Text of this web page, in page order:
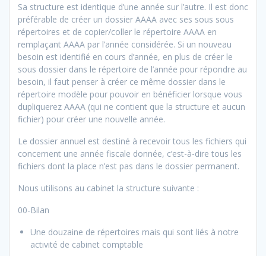
Sa structure est identique d’une année sur l’autre. Il est donc
préférable de créer un dossier AAAA avec ses sous sous
répertoires et de copier/coller le répertoire AAAA en
remplaçant AAAA par l’année considérée. Si un nouveau
besoin est identifié en cours d’année, en plus de créer le
sous dossier dans le répertoire de l’année pour répondre au
besoin, il faut penser à créer ce même dossier dans le
répertoire modèle pour pouvoir en bénéficier lorsque vous
dupliquerez AAAA (qui ne contient que la structure et aucun
fichier) pour créer une nouvelle année.
Le dossier annuel est destiné à recevoir tous les fichiers qui
concernent une année fiscale donnée, c’est-à-dire tous les
fichiers dont la place n’est pas dans le dossier permanent.
Nous utilisons au cabinet la structure suivante :
00-Bilan
Une douzaine de répertoires mais qui sont liés à notre
activité de cabinet comptable